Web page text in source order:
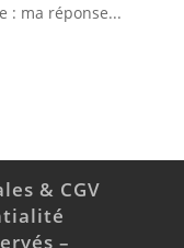
: ma réponse...
& CGV
–